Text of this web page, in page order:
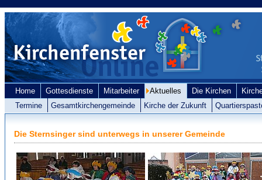
Home Gottesdienste Mitarbeiter Aktuelles Die Kirchen
Termine
Gesamtkirchengemeinde Kirche der Zukunft
Die Sternsinger sind unterwegs in unserer Gemeinde